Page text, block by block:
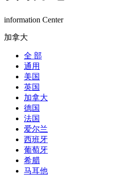
information Center
加拿大
全 部
通用
美国
英国
加拿大
德国
法国
爱尔兰
西班牙
葡萄牙
希腊
马耳他